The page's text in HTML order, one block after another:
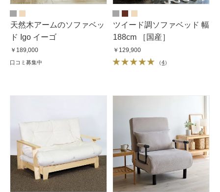
天然木アームのソファベッ
ド Igo イーゴ
￥189,000
口コミ募集中
ツイード調ソファベッド 幅
188cm ［国産］
￥129,900
（4）